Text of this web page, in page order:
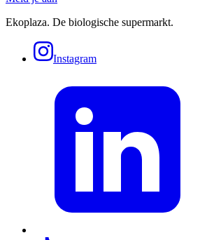
Ekoplaza. De biologische supermarkt.
Instagram